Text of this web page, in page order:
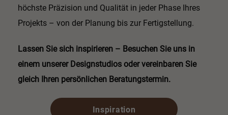
höchste Präzision und Qualität in jeder Phase Ihres
Projekts – von der Planung bis zur Fertigstellung.
Lassen Sie sich inspirieren – Besuchen Sie uns in
einem unserer Designstudios oder vereinbaren Sie
gleich Ihren persönlichen Beratungstermin.
Inspiration